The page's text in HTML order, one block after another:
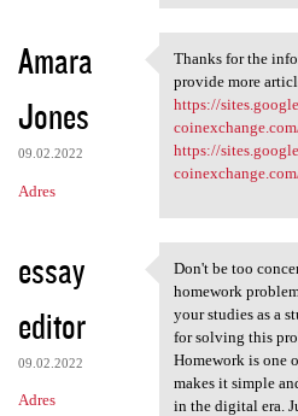
Amara
Jones
09.02.2022
Adres
Thanks for the
Thanks for the
provide more
https://
https://
essay
editor
09.02.2022
Adres
Don't be too
Don't be too
homework
your studies as a
for solving this
Homework is one
makes it simple
in the digital era.